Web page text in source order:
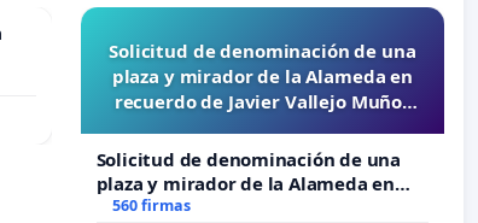
Solicitud de denominación de una
plaza y mirador de la Alameda en
recuerdo de Javier Vallejo Muñoz
Solicitud de denominación de una
plaza y mirador de la Alameda en
recuerdo de Javier Vallejo Muñoz
560 firmas